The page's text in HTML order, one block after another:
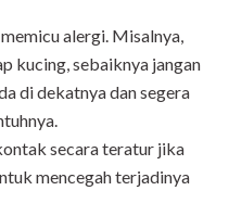
alergi. Misalnya,
kucing, sebaiknya jangan
di dekatnya dan segera
secara teratur jika
mencegah terjadinya